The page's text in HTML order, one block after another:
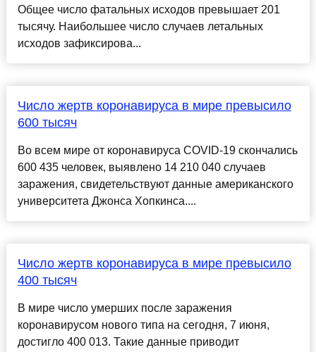
Общее число фатальных исходов превышает 201
тысячу. Наибольшее число случаев летальных
исходов зафиксирова...
Число жертв коронавируса в мире превысило
600 тысяч
Во всем мире от коронавируса COVID-19 скончались
600 435 человек, выявлено 14 210 040 случаев
заражения, свидетельствуют данные американского
университета Джонса Хопкинса....
Число жертв коронавируса в мире превысило
400 тысяч
В мире число умерших после заражения
коронавирусом нового типа на сегодня, 7 июня,
достигло 400 013. Такие данные приводит